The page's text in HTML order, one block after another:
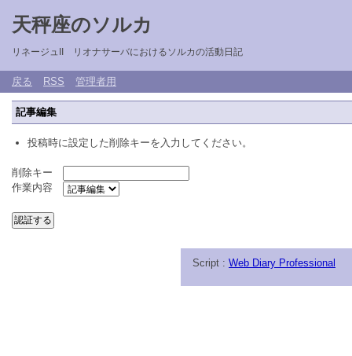
天秤座のソルカ
リネージュII リオナサーバにおけるソルカの活動日記
戻る RSS 管理者用
記事編集
投稿時に設定した削除キーを入力してください。
削除キー
作業内容
Script : Web Diary Professional